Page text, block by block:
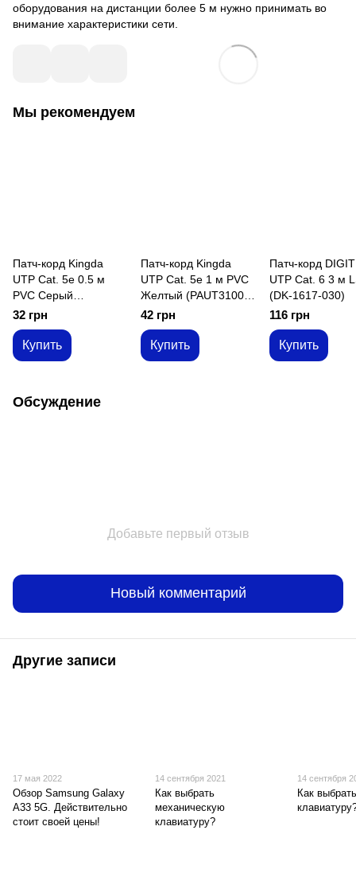
оборудования на дистанции более 5 м нужно принимать во
внимание характеристики сети.
Мы рекомендуем
Патч-корд Kingda
UTP Cat. 5e 0.5 м
PVC Серый
(PAUT3050)
32 грн
Купить
Патч-корд Kingda
UTP Cat. 5e 1 м PVC
Желтый (PAUT3100-
Yl)
42 грн
Купить
Патч-корд
UTP Cat. 6 3 м
(DK-1617-030)
116 грн
Купить
Обсуждение
Добавьте первый отзыв
Новый комментарий
Другие записи
17 мая 2022
Обзор Samsung Galaxy
A33 5G. Действительно
стоит своей цены!
14 сентября 2021
Как выбрать
механическую
клавиатуру?
14 сентября
Как